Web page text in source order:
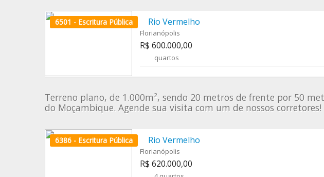
6501 - Escritura Pública Rio Vermelho
Florianópolis
R$ 600.000,00
quartos
Terreno plano, de 1.000m², sendo 20 metros de frente por 50
do Moçambique. Agende sua visita com um de nossos corretores!
6386 - Escritura Pública Rio Vermelho
Florianópolis
R$ 620.000,00